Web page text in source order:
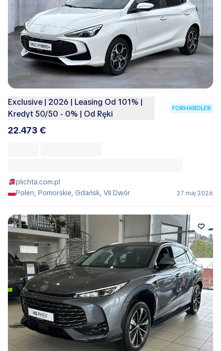
Exclusive | 2026 | Leasing Od 101% |
Kredyt 50/50 - 0% | Od Ręki
FORHANDLER
22.473 €
plichta.com.pl
Polen, Pomorskie, Gdańsk, VII Dwór
27 maj 2026